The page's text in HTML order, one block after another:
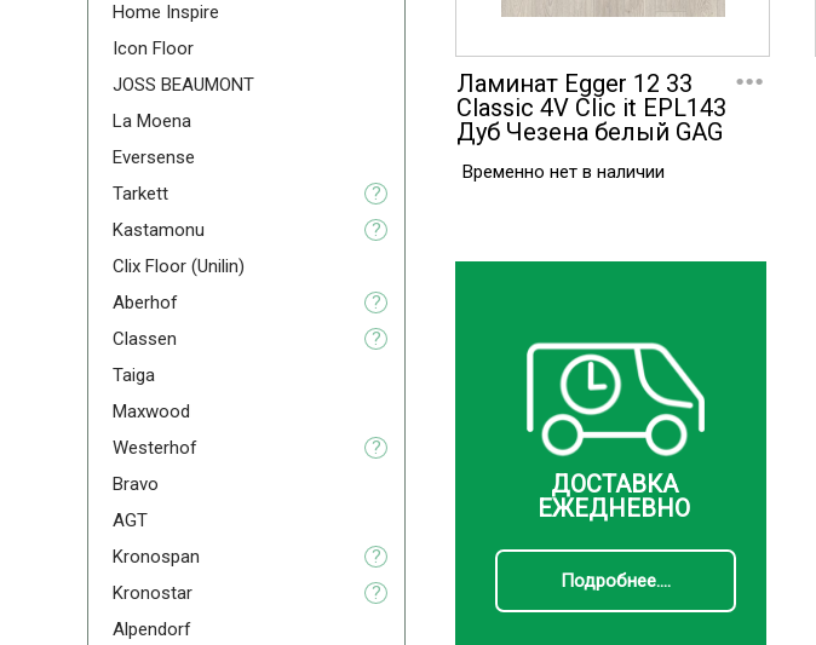
Ламинат Egger 12 33
Classic 4V Clic it EPL143
Дуб Чезена белый GAG
...
Временно нет в наличии
ДОСТАВКА
ЕЖЕДНЕВНО
Подробнее....
Home Inspire
Icon Floor
JOSS BEAUMONT
La Moena
Eversense
Tarkett
?
Kastamonu
?
Clix Floor (Unilin)
Aberhof
?
Classen
?
Taiga
Maxwood
Westerhof
?
Bravo
AGT
Kronospan
?
Kronostar
?
Alpendorf